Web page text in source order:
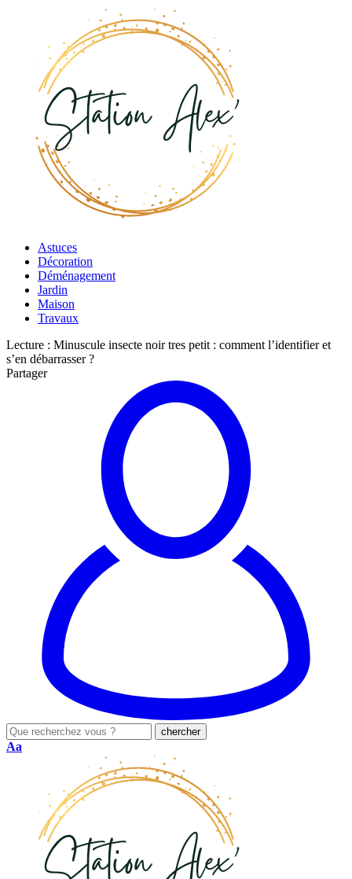
Astuces
Décoration
Déménagement
Jardin
Maison
Travaux
Lecture : Minuscule insecte noir tres petit : comment l’identifier et
s’en débarrasser ?
Partager
Aa